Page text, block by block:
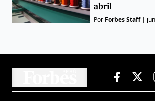
abril
Por Forbes Staff|